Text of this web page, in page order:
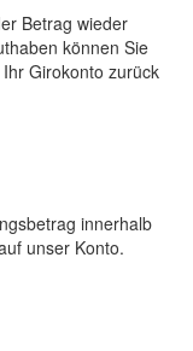
Betrag wieder
können Sie
Girokonto zurück
innerhalb
unser Konto.